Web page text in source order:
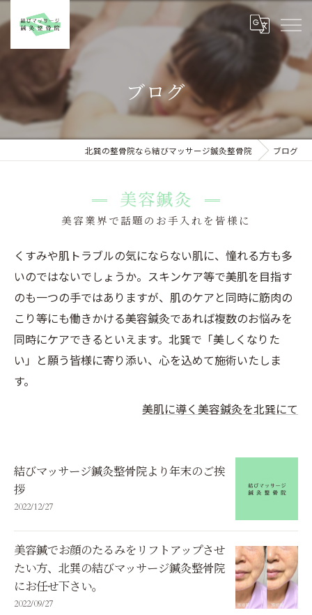
ブログ
北巽の整骨院なら結びマッサージ鍼灸整骨院 ブログ
美容鍼灸
美容業界で話題のお手入れを皆様に
くすみや肌トラブルの気にならない肌に、憧れる方も多
いのではないでしょうか。スキンケア等で美肌を目指す
のも一つの手ではありますが、肌のケアと同時に筋肉の
こり等にも働きかける美容鍼灸であれば複数のお悩みを
同時にケアできるといえます。北巽で「美しくなりた
い」と願う皆様に寄り添い、心を込めて施術いたしま
す。
美肌に導く美容鍼灸を北巽にて
結びマッサージ鍼灸整骨院より年末のご挨
拶
2022/12/27
美容鍼でお顔のたるみをリフトアップさせ
たい方、北巽の結びマッサージ鍼灸整骨院
にお任せ下さい。
2022/09/27